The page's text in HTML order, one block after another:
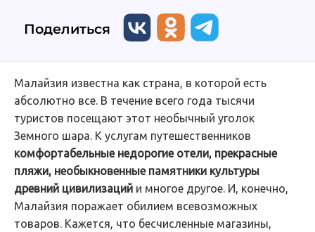
Поделиться
Малайзия известна как страна, в которой есть
абсолютно все. В течение всего года тысячи
туристов посещают этот необычный уголок
Земного шара. К услугам путешественников
комфортабельные недорогие отели, прекрасные
пляжи, необыкновенные памятники культуры
древний цивилизаций и многое другое. И, конечно,
Малайзия поражает обилием всевозможных
товаров. Кажется, что бесчисленные магазины,